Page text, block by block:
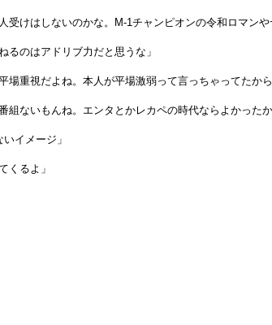
受けはしないのかな。M-1チャンピオンの令和ロマン
るのはアドリブ力だと思うな」
場重視だよね。本人が平場激弱って言っちゃってたから
組ないもんね。エンタとかレカペの時代ならよかったか
イメージ」
くるよ」